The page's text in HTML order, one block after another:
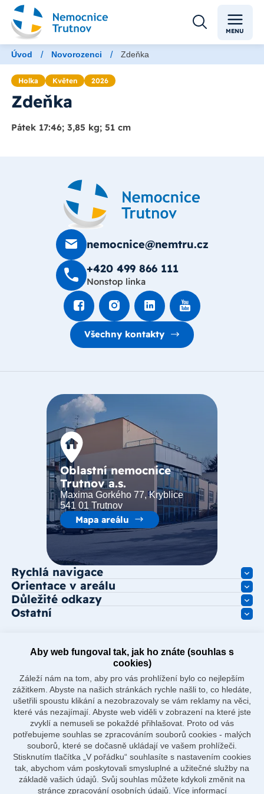
MENU
Úvod / Novorozenci / Zdeňka
Holka Květen 2026
Zdeňka
Pátek 17:46; 3,85 kg; 51 cm
nemocnice@nemtru.cz
+420 499 8­66 111
Nonstop linka
Všechny kontakty
Oblastní nemocnice
Trutnov a.s.
Maxima Gorkého 77, Kryblice
541 01 Trutnov
Mapa areálu
Rychlá navigace
Orientace v areálu
Důležité odkazy
Ostatní
Aby web fungoval tak, jak ho znáte (souhlas s
cookies)
Záleží nám na tom, aby pro vás prohlížení bylo co nejlepším
zážitkem. Abyste na našich stránkách rychle našli to, co hledáte,
ušetřili spoustu klikání a nezobrazovaly se vám reklamy na věci,
které vás nezajímají. Abyste web viděli v zobrazení na které jste
zvyklí a nemuseli se pokaždé přihlašovat. Proto od vás
potřebujeme souhlas se zpracováním souborů cookies - malých
souborů, které se dočasně ukládají ve vašem prohlížeči.
Stisknutím tlačítka „V pořádku“ souhlasíte s nastavením cookies
tak, abychom vám poskytovali smysluplné a užitečné služby na
základě vašich údajů. Svůj souhlas můžete kdykoli změnit na
stránce zpracování osobních údajů. Více informací